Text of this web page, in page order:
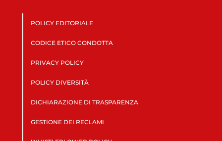
POLICY EDITORIALE
CODICE ETICO CONDOTTA
PRIVACY POLICY
POLICY DIVERSITÀ
DICHIARAZIONE DI TRASPARENZA
GESTIONE DEI RECLAMI